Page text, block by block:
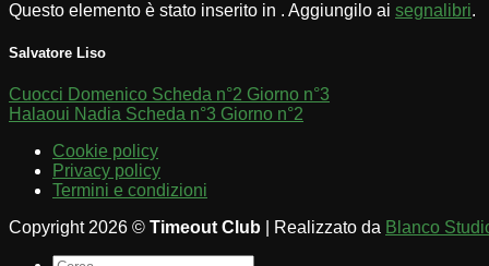
Questo elemento è stato inserito in . Aggiungilo ai segnalibri.
Salvatore Liso
Cuocci Domenico Scheda n°2 Giorno n°3
Halaoui Nadia Scheda n°3 Giorno n°2
Cookie policy
Privacy policy
Termini e condizioni
Copyright 2026 © Timeout Club | Realizzato da Blanco